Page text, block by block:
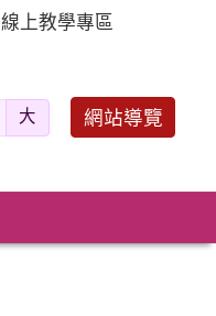
線上教學專區
大 網站導覽